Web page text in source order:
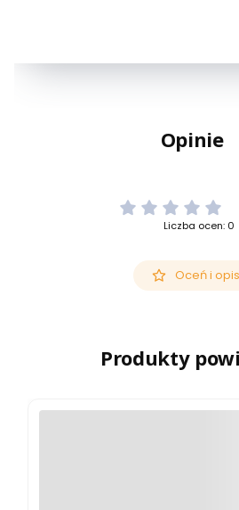
Opinie
Liczba ocen: 0
Oceń i
Produkty